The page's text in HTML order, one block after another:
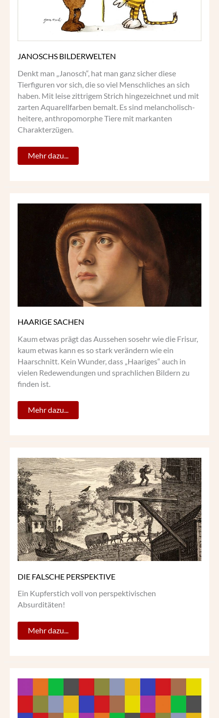
JANOSCHS BILDERWELTEN
Denkt man „Janosch“, hat man ganz sicher diese
Tierfiguren vor sich, die so viel Menschliches an sich
haben. Mit leise zittrigem Strich hingezeichnet und mit
zarten Aquarellfarben bemalt. Es sind melancholisch-
heitere, anthropomorphe Tiere mit markanten
Charakterzügen.
Mehr dazu...
HAARIGE SACHEN
Kaum etwas prägt das Aussehen sosehr wie die Frisur,
kaum etwas kann es so stark verändern wie ein
Haarschnitt. Kein Wunder, dass „Haariges“ auch in
vielen Redewendungen und sprachlichen Bildern zu
finden ist.
HAARIGE
Mehr dazu...
DIE FALSCHE PERSPEKTIVE
Ein Kupferstich voll von perspektivischen
Absurditäten!
DIE
FALSCHE
PERSPEKTIVE
Mehr dazu...
FARBEN
DIE
SENSATIONEN